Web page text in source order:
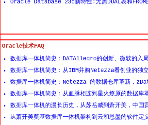
Oracle Database 23c新特性:无需DUAL表和FROM
Oracle技术FAQ
数据库一体机简史：DATAllegro的创新、微软的入
数据库一体机简史：从IBM并购Netezza看创业的独
数据库一体机简史：Netezza 的数据仓库革新，
数据库一体机简史：从血脉相连到星火燎原的数据库
数据库一体机的漫长历史，从苏岳威到萧开美，中国
从萧开美奠基数据库一体机架构到云和恩墨的软件定